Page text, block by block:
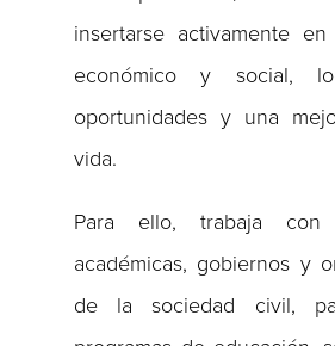
insertarse activamente
económico y social,
oportunidades y una
vida.
Para ello, trabaja con
académicas, gobiernos y
de la sociedad civil,